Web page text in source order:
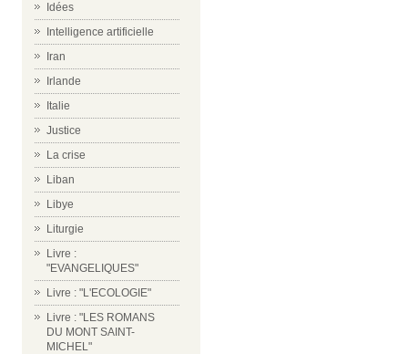
Idées
Intelligence artificielle
Iran
Irlande
Italie
Justice
La crise
Liban
Libye
Liturgie
Livre :
"EVANGELIQUES"
Livre : "L'ECOLOGIE"
Livre : "LES ROMANS
DU MONT SAINT-
MICHEL"